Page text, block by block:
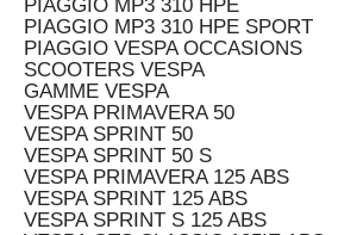
PIAGGIO MP3 310 HPE
PIAGGIO MP3 310 HPE SPORT
PIAGGIO VESPA OCCASIONS
SCOOTERS VESPA
GAMME VESPA
VESPA PRIMAVERA 50
VESPA SPRINT 50
VESPA SPRINT 50 S
VESPA PRIMAVERA 125 ABS
VESPA SPRINT 125 ABS
VESPA SPRINT S 125 ABS